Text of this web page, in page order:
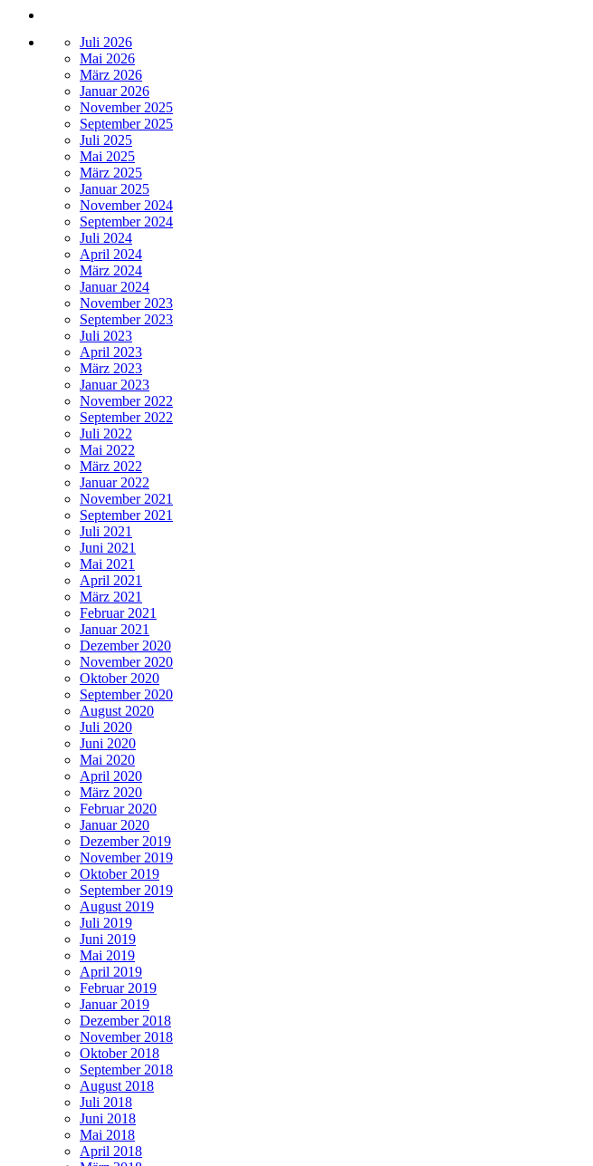
Juli 2026
Mai 2026
März 2026
Januar 2026
November 2025
September 2025
Juli 2025
Mai 2025
März 2025
Januar 2025
November 2024
September 2024
Juli 2024
April 2024
März 2024
Januar 2024
November 2023
September 2023
Juli 2023
April 2023
März 2023
Januar 2023
November 2022
September 2022
Juli 2022
Mai 2022
März 2022
Januar 2022
November 2021
September 2021
Juli 2021
Juni 2021
Mai 2021
April 2021
März 2021
Februar 2021
Januar 2021
Dezember 2020
November 2020
Oktober 2020
September 2020
August 2020
Juli 2020
Juni 2020
Mai 2020
April 2020
März 2020
Februar 2020
Januar 2020
Dezember 2019
November 2019
Oktober 2019
September 2019
August 2019
Juli 2019
Juni 2019
Mai 2019
April 2019
Februar 2019
Januar 2019
Dezember 2018
November 2018
Oktober 2018
September 2018
August 2018
Juli 2018
Juni 2018
Mai 2018
April 2018